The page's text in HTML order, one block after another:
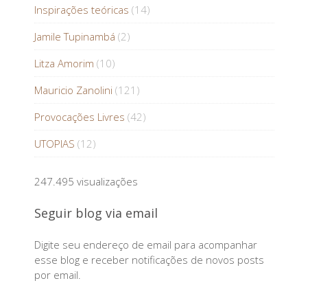
Inspirações teóricas (14)
Jamile Tupinambá (2)
Litza Amorim (10)
Mauricio Zanolini (121)
Provocações Livres (42)
UTOPIAS (12)
247.495 visualizações
Seguir blog via email
Digite seu endereço de email para acompanhar
esse blog e receber notificações de novos posts
por email.